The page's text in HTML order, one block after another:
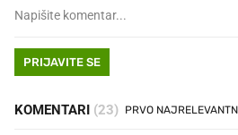
PRIJAVITE SE
KOMENTARI (23)